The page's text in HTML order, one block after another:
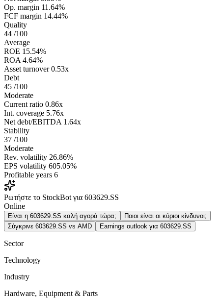
Op. margin 11.64%
FCF margin 14.44%
Quality
44 /100
Average
ROE 15.54%
ROA 4.64%
Asset turnover 0.53x
Debt
45 /100
Moderate
Current ratio 0.86x
Int. coverage 5.76x
Net debt/EBITDA 1.64x
Stability
37 /100
Moderate
Rev. volatility 26.86%
EPS volatility 605.05%
Profitable years 6
Ρωτήστε το StockBot για 603629.SS
Online
Είναι η 603629.SS καλή αγορά τώρα;
Ποιοι είναι οι κύριοι κίνδυνοι;
Σύγκρινε 603629.SS vs AMD
Earnings outlook για 603629.SS
Sector
Technology
Industry
Hardware, Equipment & Parts